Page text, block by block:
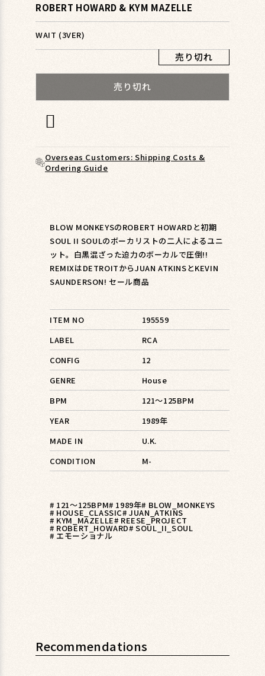
ル
で
メ
(1)
開
ROBERT HOWARD & KYM MAZELLE
WAIT (3VER)
売り切れ
売り切れ
Overseas Customers: Shipping Costs &
Ordering Guide
BLOW MONKEYSのROBERT HOWARDと初期
SOUL II SOULのボーカリストの二人によるユニ
ット。白黒混ざった迫力のボーカルで圧倒!!
REMIXはDETROITからJUAN ATKINSとKEVIN
SAUNDERSON! セール商品
ITEM NO
195559
LABEL
RCA
CONFIG
12
GENRE
House
BPM
121〜125BPM
YEAR
1989年
MADE IN
U.K.
CONDITION
M-
# 121〜125BPM# 1989年# BLOW_MONKEYS
# HOUSE_CLASSIC# JUAN_ATKINS
# KYM_MAZELLE# REESE_PROJECT
# ROBERT_HOWARD# SOUL_II_SOUL
# エモーショナル
Recommendations